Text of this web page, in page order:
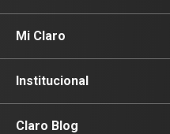
Pospago
Servicios Hogar
Entretenimiento
Planes Pospago
Equipos Claro Hogar
Planes Claro Hogar
Asistencia
Información de Usuario
Contáctanos
Mi Claro
Iniciar sesión
Factura Electrónica
Institucional
Sala de Prensa
Claro Blog